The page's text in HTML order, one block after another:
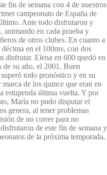
fin de semana con 4 de nuestros
campeonato de España de
Ante todo disfrutaron y
animando en cada prueba y
de otros clubes. En cuanto a
en el 100mv, con dos
disfrutar. Elena en 600 quedó en
de su año, el 2001. Buen
todo pronóstico y en su
de los quince que eran en
estupenda última vuelta. Y por
María no pudo disputar el
genera, al tener problemas
de no correr para no
de este fin de semana y
de la próxima temporada,